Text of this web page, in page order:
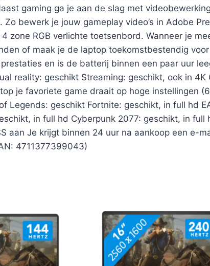
gaming ga je aan de slag met
bewerk je jouw gameplay video’s in Adobe
zone RGB verlichte toetsenbord. Wanneer je
of maak je de laptop toekomstbestendig
en is de batterij binnen een paar uur
reality: geschikt Streaming: geschikt, ook in
je favoriete game draait op hoge instellingen
Legends: geschikt Fortnite: geschikt, in full hd
in full hd Cyberpunk 2077: geschikt, in full
aan Je krijgt binnen 24 uur na aankoop een e-
4711377399043)